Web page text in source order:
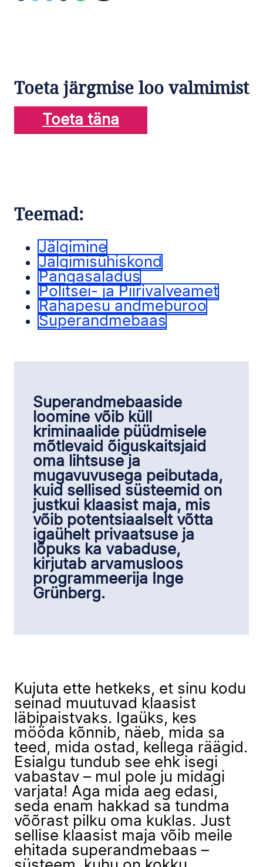
Toeta järgmise loo valmimist
Toeta täna
Teemad:
Jälgimine
Jälgimisühiskond
Pangasaladus
Politsei- ja Piirivalveamet
Rahapesu andmebüroo
Superandmebaas
Superandmebaaside
loomine võib küll
kriminaalide püüdmisele
mõtlevaid õiguskaitsjaid
oma lihtsuse ja
mugavuvusega peibutada,
kuid sellised süsteemid on
justkui klaasist maja, mis
võib potentsiaalselt võtta
igaühelt privaatsuse ja
lõpuks ka vabaduse,
kirjutab arvamusloos
programmeerija Inge
Grünberg.
Kujuta ette hetkeks, et sinu kodu
seinad muutuvad klaasist
läbipaistvaks. Igaüks, kes
mööda kõnnib, näeb, mida sa
teed, mida ostad, kellega räägid.
Esialgu tundub see ehk isegi
vabastav – mul pole ju midagi
varjata! Aga mida aeg edasi,
seda enam hakkad sa tundma
võõrast pilku oma kuklas. Just
sellise klaasist maja võib meile
ehitada superandmebaas –